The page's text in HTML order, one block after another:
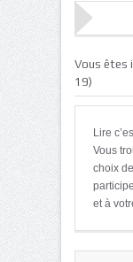
Vous êtes
19)
Lire
Vous
choix
et à